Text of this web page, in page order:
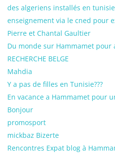
des algeriens installés en
enseignement via le cned pour
Pierre et Chantal Gaultier
Du monde sur Hammamet pour
RECHERCHE BELGE
Mahdia
Y a pas de filles en Tunisie???
En vacance a Hammamet pour
Bonjour
promosport
mickbaz Bizerte
Rencontres Expat blog à